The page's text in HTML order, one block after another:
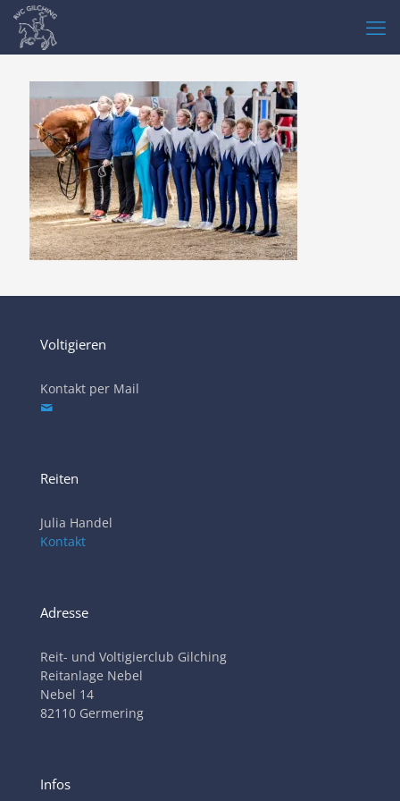
Voltigieren
Kontakt per Mail
Reiten
Julia Handel
Kontakt
Adresse
Reit- und Voltigierclub Gilching
Reitanlage Nebel
Nebel 14
82110 Germering
Infos